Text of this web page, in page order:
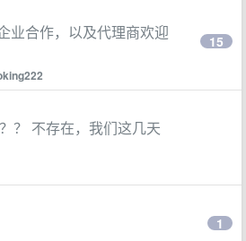
业合作，以及代理商欢迎
15
？ 不存在，我们这几天
1